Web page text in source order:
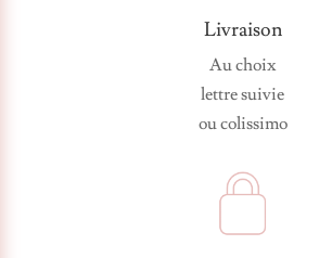
Livraison
Au choix
lettre suivie
ou colissimo